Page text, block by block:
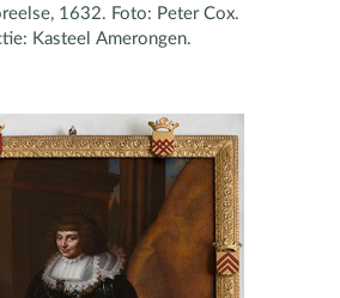
1632. Foto: Peter Cox.
Kasteel Amerongen.